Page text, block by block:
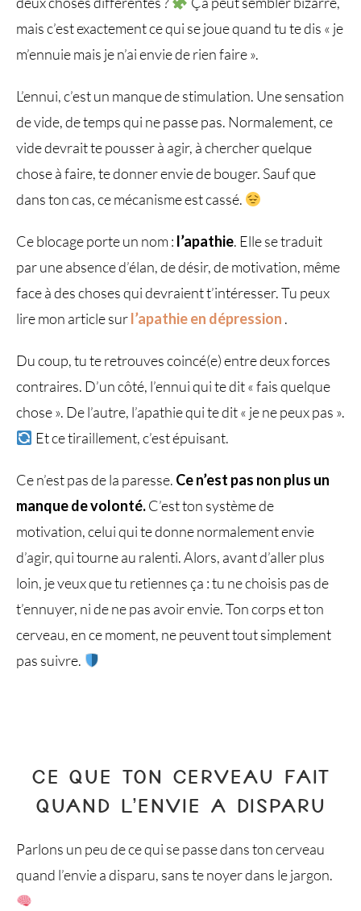
mais c’est exactement ce qui se joue quand tu te dis « je
m’ennuie mais je n’ai envie de rien faire ».
L’ennui, c’est un manque de stimulation. Une sensation
de vide, de temps qui ne passe pas. Normalement, ce
vide devrait te pousser à agir, à chercher quelque
chose à faire, te donner envie de bouger. Sauf que
dans ton cas, ce mécanisme est cassé.
Ce blocage porte un nom : l’apathie. Elle se traduit
par une absence d’élan, de désir, de motivation, même
face à des choses qui devraient t’intéresser. Tu peux
lire mon article surl’apathie en dépression .
Du coup, tu te retrouves coincé(e) entre deux forces
contraires. D’un côté, l’ennui qui te dit « fais quelque
chose ». De l’autre, l’apathie qui te dit « je ne peux pas ».
Et ce tiraillement, c’est épuisant.
Ce n’est pas de la paresse. Ce n’est pas non plus un
manque de volonté.C’est ton système de
motivation, celui qui te donne normalement envie
d’agir, qui tourne au ralenti. Alors, avant d’aller plus
loin, je veux que tu retiennes ça : tu ne choisis pas de
t’ennuyer, ni de ne pas avoir envie. Ton corps et ton
cerveau, en ce moment, ne peuvent tout simplement
pas suivre.
CE QUE TON CERVEAU FAIT
QUAND L’ENVIE A DISPARU
Parlons un peu de ce qui se passe dans ton cerveau
quand l’envie a disparu, sans te noyer dans le jargon.